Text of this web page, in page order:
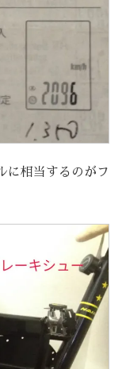
に相当するのがフ